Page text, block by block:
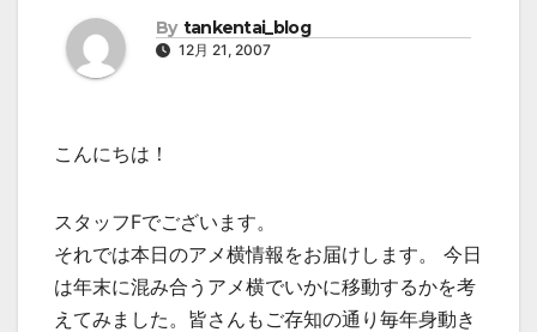
By tankentai_blog
12月 21, 2007
こんにちは！
スタッフFでございます。
それでは本日のアメ横情報をお届けします。 今日
は年末に混み合うアメ横でいかに移動するかを考
えてみました。皆さんもご存知の通り毎年身動き